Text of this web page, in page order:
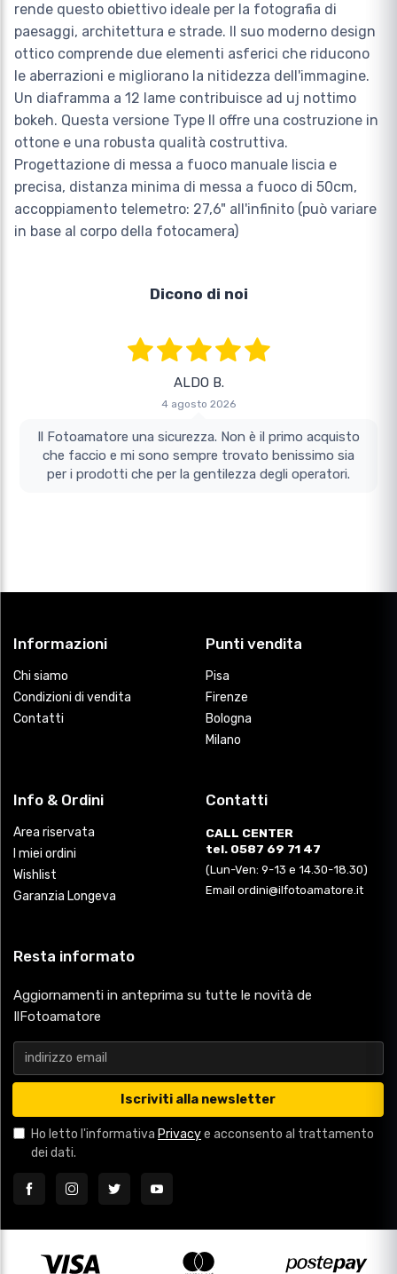
rende questo obiettivo ideale per la fotografia di
paesaggi, architettura e strade. Il suo moderno design
ottico comprende due elementi asferici che riducono
le aberrazioni e migliorano la nitidezza dell'immagine.
Un diaframma a 12 lame contribuisce ad uj nottimo
bokeh. Questa versione Type II offre una costruzione in
ottone e una robusta qualità costruttiva.
Progettazione di messa a fuoco manuale liscia e
precisa, distanza minima di messa a fuoco di 50cm,
accoppiamento telemetro: 27,6" all'infinito (può variare
in base al corpo della fotocamera)
Dicono di noi
ALDO B.
4 agosto 2026
Il Fotoamatore una sicurezza. Non è il primo acquisto
che faccio e mi sono sempre trovato benissimo sia
per i prodotti che per la gentilezza degli operatori.
Informazioni
Chi siamo
Condizioni di vendita
Contatti
Punti vendita
Pisa
Firenze
Bologna
Milano
Info & Ordini
Area riservata
I miei ordini
Wishlist
Garanzia Longeva
Contatti
CALL CENTER
tel. 0587 69 71 47
(Lun-Ven: 9-13 e 14.30-18.30)
Email ordini@ilfotoamatore.it
Resta informato
Aggiornamenti in anteprima su tutte le novità de
IlFotoamatore
Iscriviti alla newsletter
Ho letto l'informativa Privacye acconsento al trattamento
dei dati.